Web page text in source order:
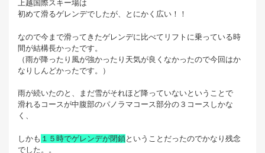
上越国際スキー場は
初めて滑るゲレンデでしたが、とにかく広い！！
なので今まで滑ってきたゲレンデに比べてリフトに乗っている時
間が結構長かったです。
（雨が降ったり風が強かったり天気が良くなかったので今回はか
なりしんどかったです。）
雨が続いたのと、まだ雪がそれほど降っていないということで
滑れるコースが中腹部のパノラマコース部分の３コースしかな
く、
しかも １５時でゲレンデが閉鎖 ということだったのでかなり残念
でした。。